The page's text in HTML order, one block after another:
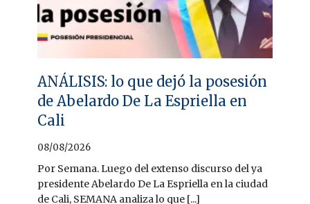
ANÁLISIS: lo que dejó la posesión
de Abelardo De La Espriella en
Cali
08/08/2026
Por Semana. Luego del extenso discurso del ya
presidente Abelardo De La Espriella en la ciudad
de Cali, SEMANA analiza lo que [...]